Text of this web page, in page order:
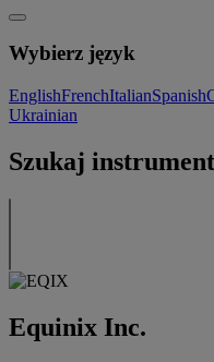
Wybierz język
EnglishFrenchItalianSpanish
Ukrainian
Szukaj
Equinix Inc.